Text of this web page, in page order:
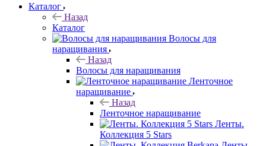
Каталог
Назад
Каталог
Волосы для
наращивания
Назад
Волосы для наращивания
Ленточное
наращивание
Назад
Ленточное наращивание
Ленты.
Коллекция 5 Stars